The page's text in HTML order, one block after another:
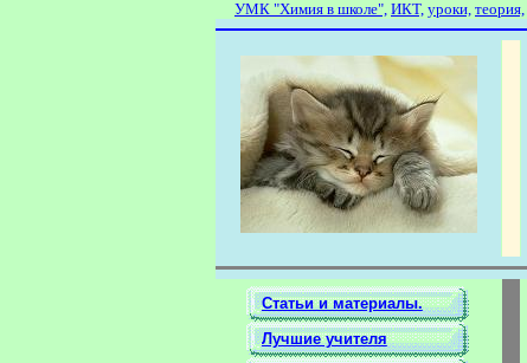
УМК "Химия в школе", ИКТ, уроки, теория,
Статьи и материалы.
Лучшие учителя